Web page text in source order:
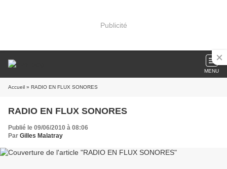
Publicité
MENU
Accueil » RADIO EN FLUX SONORES
RADIO EN FLUX SONORES
Publié le 09/06/2010 à 08:06
Par Gilles Malatray